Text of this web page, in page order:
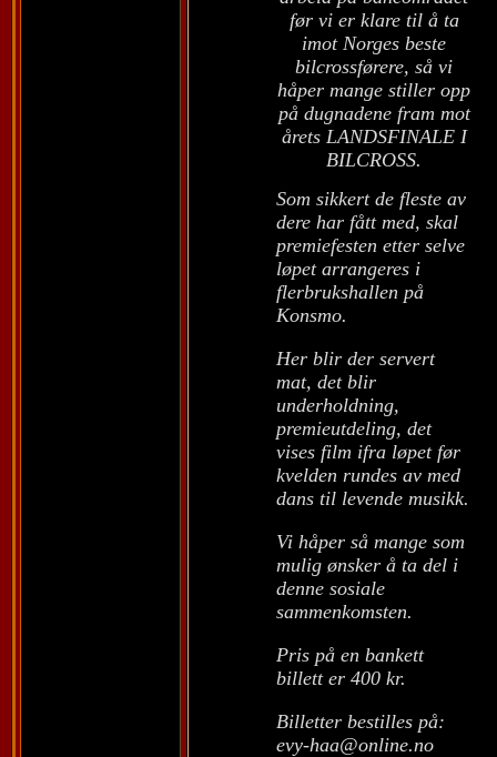
før vi er klare til å ta
imot Norges beste
bilcrossførere, så vi
håper mange stiller opp
på dugnadene fram mot
årets LANDSFINALE I
BILCROSS.
Som sikkert de fleste av
dere har fått med, skal
premiefesten etter selve
løpet arrangeres i
flerbrukshallen på
Konsmo.
Her blir der servert
mat, det blir
underholdning,
premieutdeling, det
vises film ifra løpet før
kvelden rundes av med
dans til levende musikk.
Vi håper så mange som
mulig ønsker å ta del i
denne sosiale
sammenkomsten.
Pris på en bankett
billett er 400 kr.
Billetter bestilles på:
evy-haa@online.no